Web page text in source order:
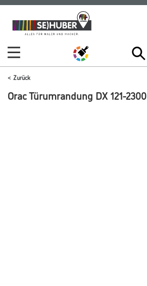
Zum
Inhalt
Zum
Navigationsmenü
Zurück
Orac Türumrandung DX 121-2300